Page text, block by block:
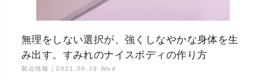
無理をしない選択が、強くしなやかな身体を生
み出す。すみれのナイスボディの作り方
製品情報｜2021.09.29 Wed